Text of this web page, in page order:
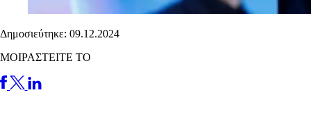
Δημοσιεύτηκε: 09.12.2024
ΜΟΙΡΑΣΤΕΙΤΕ ΤΟ